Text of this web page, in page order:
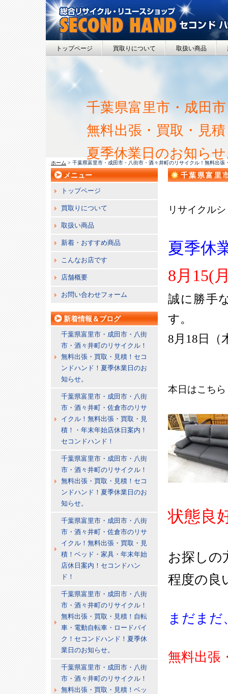
トップページ 買取りについて 取扱い商品
千葉県富里市・成田
無料出張・買取・見
夏季休業日のお知ら
ホーム > 千葉県富里市・成田市・八街市・酒々井町のリサイクル！無料出
千葉県富里
リサイクル
夏季休
8月15(
誠に勝手
す。
8月18日（
本日はこちら
状態良
お探しの
程度の良
まだまだ
無料出張
メニュー
トップページ
買取りについて
取扱い商品
新着・おすすめ商品
こんなお店です
店舗概要
お問い合わせフォーム
新着情報＆ブログ
千葉県富里市・成田市・八街
市・酒々井町のリサイクル！
無料出張・買取・見積！セコ
ンドハンド！夏季休業日のお
知らせ。
千葉県富里市・成田市・八街
市・酒々井町・佐倉市のリサ
イクル！無料出張・買取・見
積！・年末年始店休日案内！
セコンドハンド！
千葉県富里市・成田市・八街
市・酒々井町のリサイクル！
無料出張・買取・見積！セコ
ンドハンド！夏季休業日のお
知らせ。
千葉県富里市・成田市・八街
市・酒々井町・佐倉市のリサ
イクル！無料出張・買取・見
積！ベッド・家具・年末年始
店休日案内！セコンドハン
ド！
千葉県富里市・成田市・八街
市・酒々井町のリサイクル！
無料出張・買取・見積！自転
車・電動自転車・ロードバイ
ク！セコンドハンド！夏季休
業日のお知らせ。
千葉県富里市・成田市・八街
市・酒々井町のリサイクル！
無料出張・買取・見積！ベッ